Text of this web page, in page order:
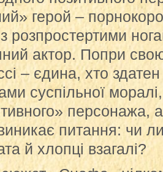
герой –
розпростертими
актор. Попри
– єдина, хто
суспільної
персонажа,
питання: чи
й хлопці взагалі?